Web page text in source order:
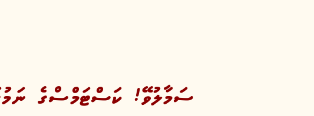
ސަމާލުވޭ! ކަސްޓަމްސްގެ